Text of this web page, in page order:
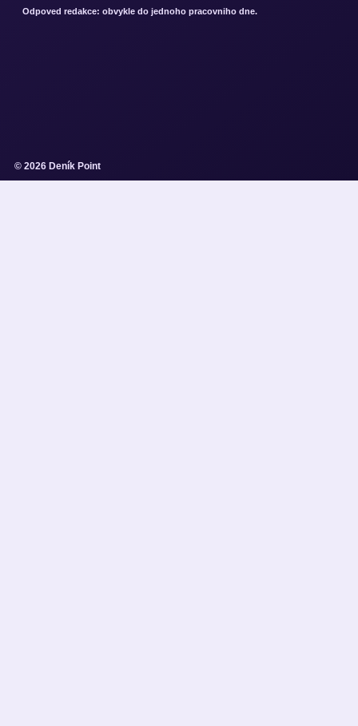
Odpoved redakce: obvykle do jednoho pracovniho dne.
© 2026 Deník Point